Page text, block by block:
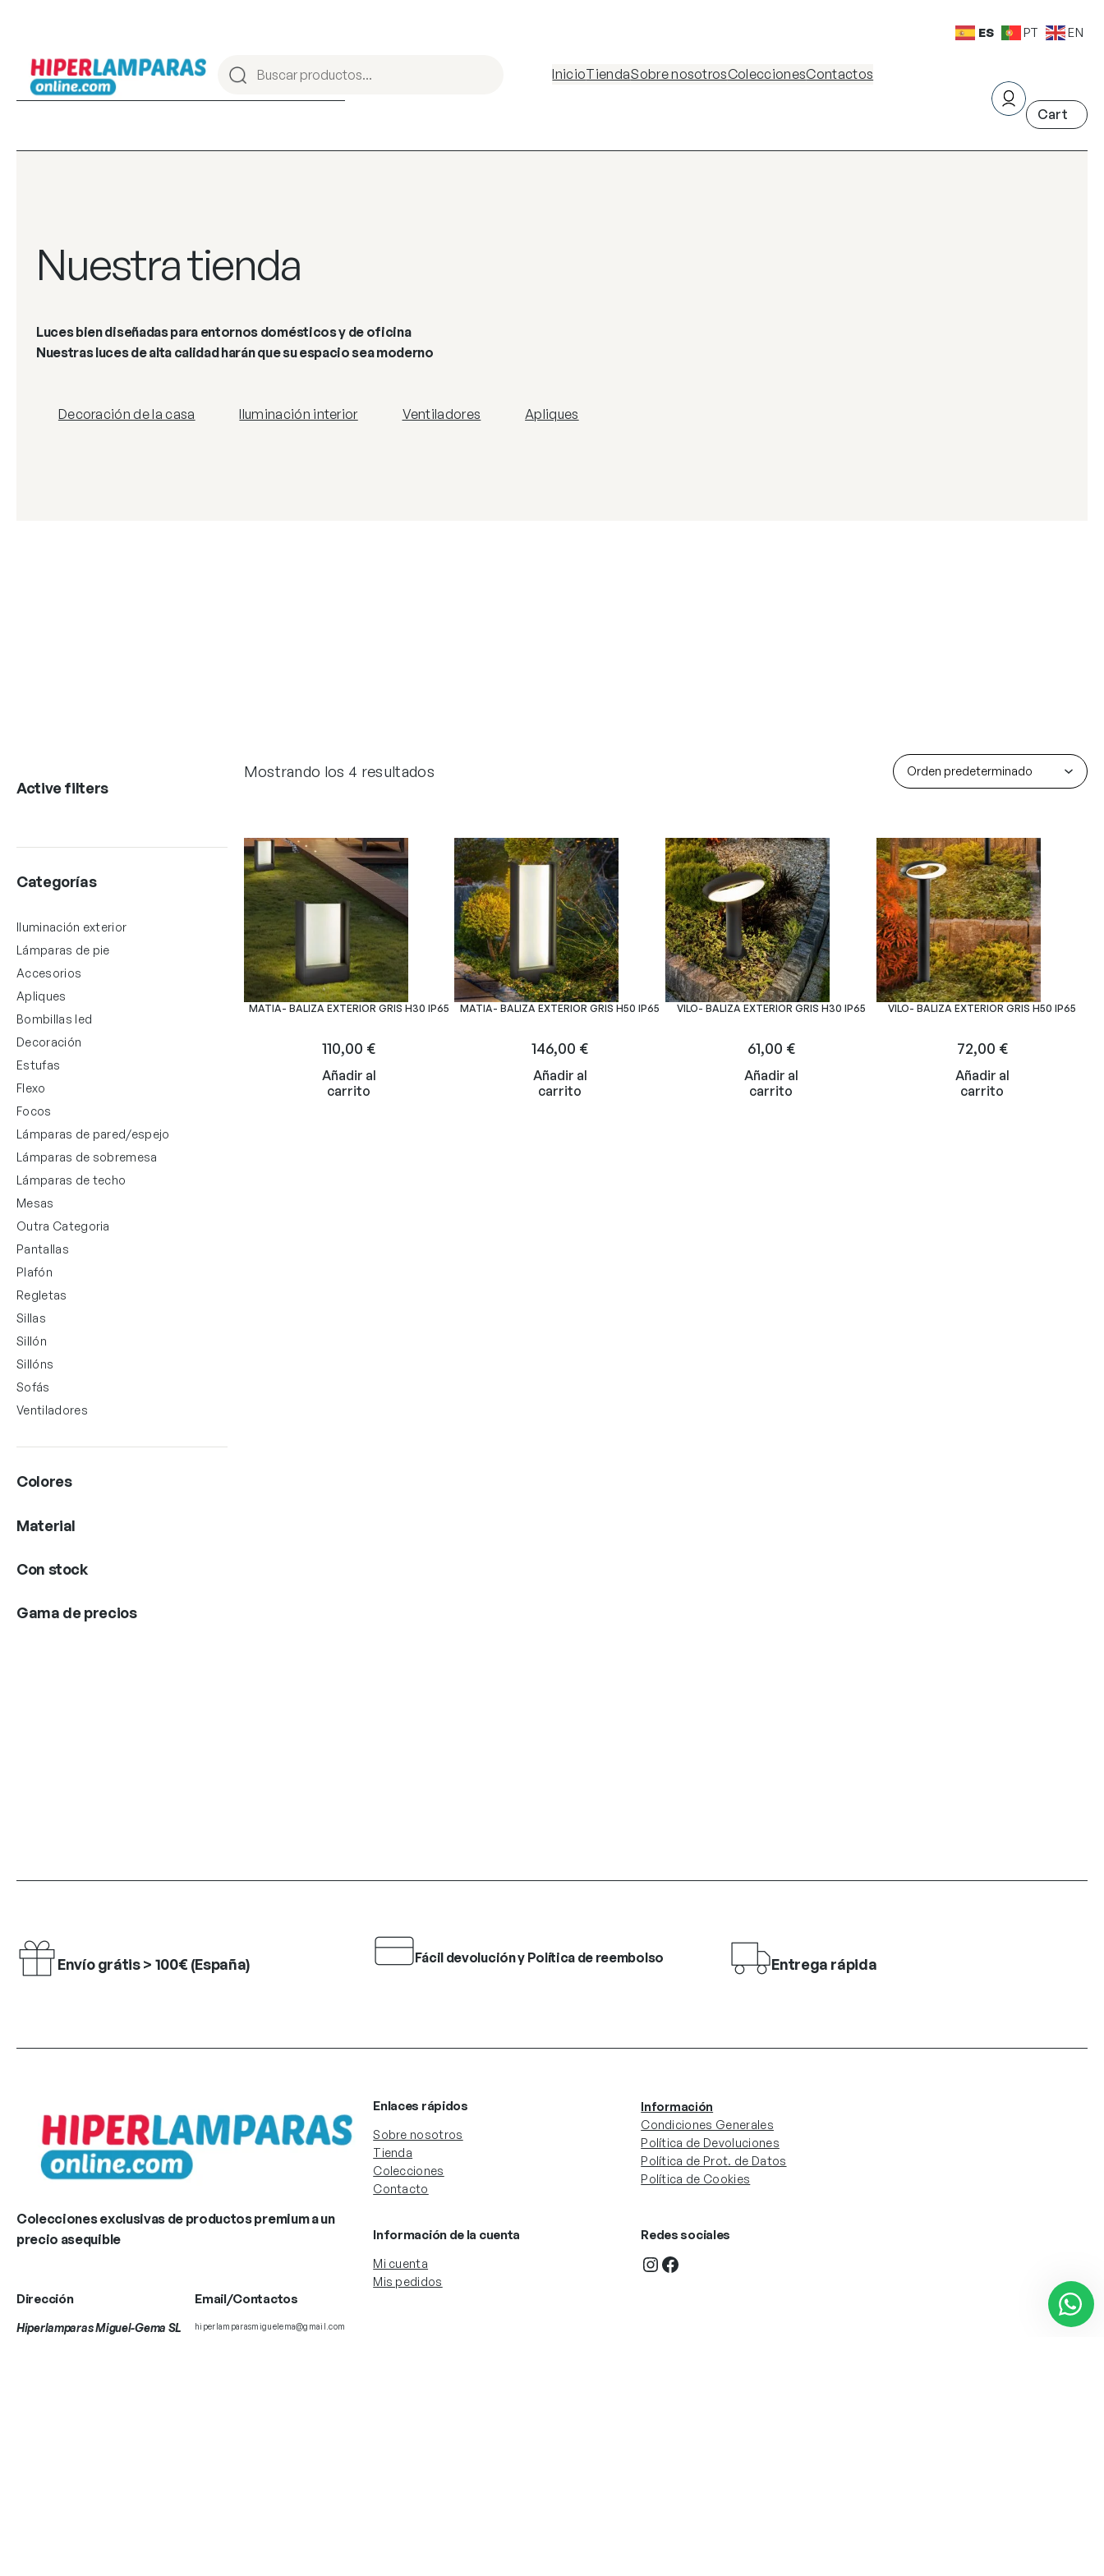
InicioTiendaSobre nosotrosColeccionesContactos
ES PT EN
Nuestra tienda
Luces bien diseñadas para entornos domésticos y de oficina
Nuestras luces de alta calidad harán que su espacio sea moderno
Decoración de la casa Iluminación interior Ventiladores Apliques
Active filters
Categorías
Iluminación exterior
Lámparas de pie
Accesorios
Apliques
Bombillas led
Decoración
Estufas
Flexo
Focos
Lámparas de pared/espejo
Lámparas de sobremesa
Lámparas de techo
Mesas
Outra Categoria
Pantallas
Plafón
Regletas
Sillas
Sillón
Sillóns
Sofás
Ventiladores
Colores
Material
Con stock
Gama de precios
Mostrando los 4 resultados
MATIA- BALIZA EXTERIOR GRIS H30 IP65
110,00 €
Añadir al
carrito
MATIA- BALIZA EXTERIOR GRIS H50 IP65
146,00 €
Añadir al
carrito
VILO- BALIZA EXTERIOR GRIS H30 IP65
61,00 €
Añadir al
carrito
VILO- BALIZA EXTERIOR GRIS H50 IP65
72,00 €
Añadir al
carrito
Envío grátis > 100€ (España) Fácil devolución y Política de reembolso Entrega rápida
Colecciones exclusivas de productos premium a un
precio asequible
Dirección
Hiperlamparas Miguel-Gema SL
Email/Contactos
hiperlamparasmiguelema@gmail.com
Enlaces rápidos
Sobre nosotros
Tienda
Colecciones
Contacto
Información
Condiciones Generales
Política de Devoluciones
Política de Prot. de Datos
Política de Cookies
Información de la cuenta
Mi cuenta
Mis pedidos
Redes sociales
InstagramFacebook